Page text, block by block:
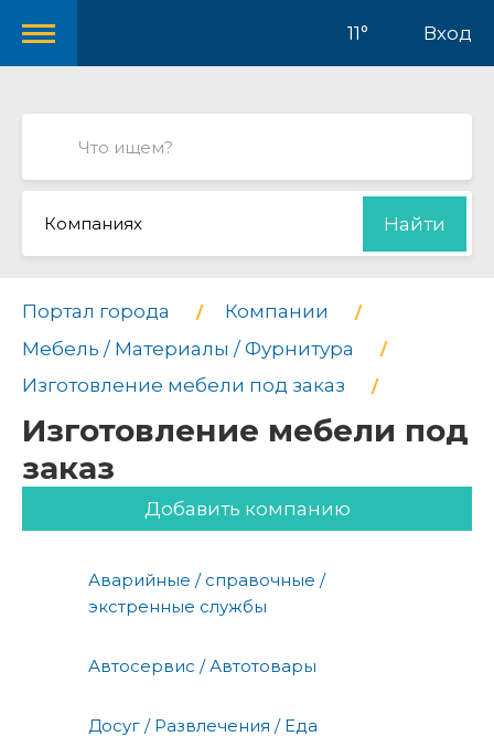
11° Вход
Компаниях Найти
Портал города
Компании
Мебель / Материалы / Фурнитура
Изготовление мебели под заказ
Изготовление мебели под
заказ
Добавить компанию
Аварийные / справочные /
экстренные службы
Автосервис / Автотовары
Досуг / Развлечения / Еда